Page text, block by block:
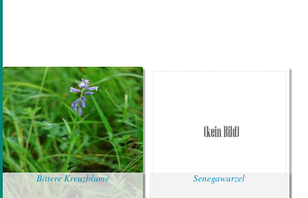
Bittere Kreuzblume Senegawurzel